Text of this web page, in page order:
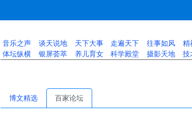
音乐之声 谈天说地 天下大事 走遍天下 往事如风 精
体坛纵横
银屏荟萃 养儿育女 科学殿堂 摄影天地 技
博文精选 百家论坛